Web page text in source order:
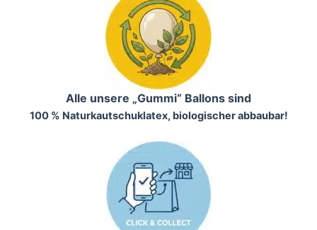
Alle unsere „Gummi“ Ballons sind
100 % Naturkautschuklatex, biologischer abbaubar!